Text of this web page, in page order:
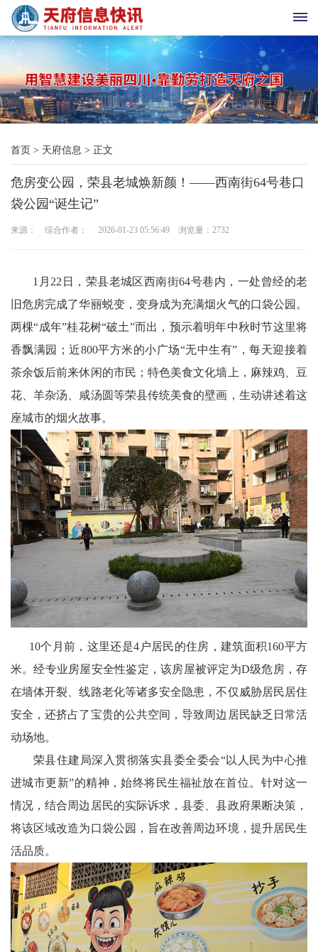
首
页
天
府
老
天
府
技
天
府
三
农
天
府
信
息
府
天
府
银
讯
关
工
首页 > 天府信息 > 正文
危房变公园，荣县老城焕新颜！——西南街64号巷口
袋公园“诞生记”
来源： 综合作者： 2026-01-23 05:56:49 浏览量： 2732
1月22日，荣县老城区西南街64号巷内，一处曾经的老
旧危房完成了华丽蜕变，变身成为充满烟火气的口袋公园。
两棵“成年”桂花树“破土”而出，预示着明年中秋时节这里将
香飘满园；近800平方米的小广场“无中生有”，每天迎接着
茶余饭后前来休闲的市民；特色美食文化墙上，麻辣鸡、豆
花、羊杂汤、咸汤圆等荣县传统美食的壁画，生动讲述着这
座城市的烟火故事。
10个月前，这里还是4户居民的住房，建筑面积160平方
米。经专业房屋安全性鉴定，该房屋被评定为D级危房，存
在墙体开裂、线路老化等诸多安全隐患，不仅威胁居民居住
安全，还挤占了宝贵的公共空间，导致周边居民缺乏日常活
动场地。
荣县住建局深入贯彻落实县委全委会“以人民为中心推
进城市更新”的精神，始终将民生福祉放在首位。针对这一
情况，结合周边居民的实际诉求，县委、县政府果断决策，
将该区域改造为口袋公园，旨在改善周边环境，提升居民生
活品质。